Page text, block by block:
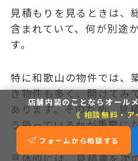
見積もりを見るときは、
含まれていて、何が別途
す。
特に和歌山の物件では、
き物件も多く、開けてみ
あります。そのため、見
う扱っているかが重要に
店舗内装のことならオール
《 相談無料・
フォームから相談する